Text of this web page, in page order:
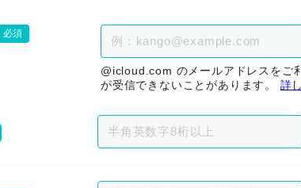
必須
@icloud.com のメールアドレスをご
が受信できないことがあります。 詳